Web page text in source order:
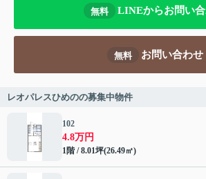
無料 LINEからお問い
無料 お問い合わせ
レオパレスひめのの募集中物件
102
4.8万円
1階 / 8.01坪(26.49㎡)